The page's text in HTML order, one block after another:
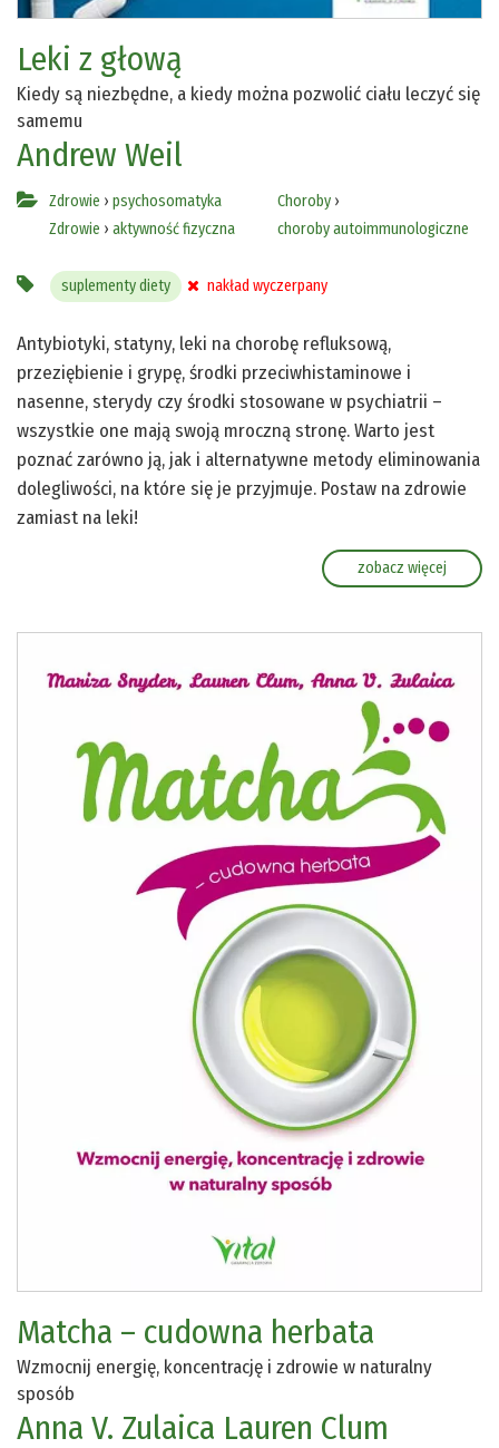
Leki z głową
Kiedy są niezbędne, a kiedy można pozwolić ciału leczyć się
samemu
Andrew Weil
Zdrowie › psychosomatyka
Zdrowie › aktywność fizyczna
Choroby›
choroby autoimmunologiczne
suplementy diety nakład wyczerpany
Antybiotyki, statyny, leki na chorobę refluksową,
przeziębienie i grypę, środki przeciwhistaminowe i
nasenne, sterydy czy środki stosowane w psychiatrii –
wszystkie one mają swoją mroczną stronę. Warto jest
poznać zarówno ją, jak i alternatywne metody eliminowania
dolegliwości, na które się je przyjmuje. Postaw na zdrowie
zamiast na leki!
zobacz więcej
Matcha – cudowna herbata
Wzmocnij energię, koncentrację i zdrowie w naturalny
sposób
Anna V. Zulaica Lauren Clum